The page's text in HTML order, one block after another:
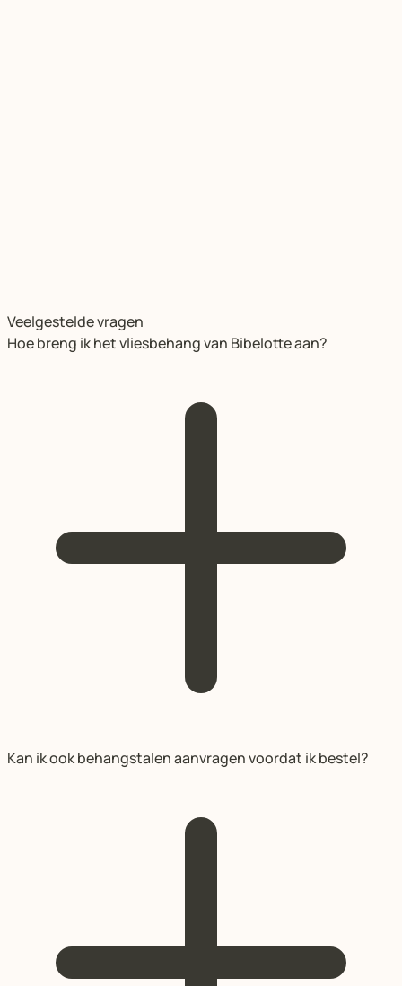
Veelgestelde vragen
Hoe breng ik het vliesbehang van Bibelotte aan?
Kan ik ook behangstalen aanvragen voordat ik bestel?